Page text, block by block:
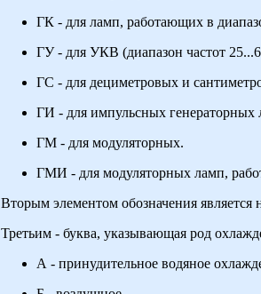
ГК - для ламп, работающих в
ГУ - для УКВ (диапазон частот
ГС - для дециметровых и
ГИ - для импульсных генераторных
ГМ - для модуляторных.
ГМИ - для модуляторных ламп,
Вторым элементом обозначения является
Третьим - буква, указывающая род
А - принудительное водяное